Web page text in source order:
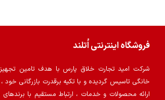
فروشگاه اینترنتی اُتلند
شرکت امید تجارت خلاق پارس با هدف تامین
خانگی تاسیس گردیده و با تکیه برقدرت بازرگانی
ارائه محصولات و خدمات ، ارتباط مستقیم با